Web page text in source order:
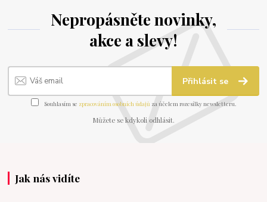
Nepropásněte novinky,
akce a slevy!
Přihlásit se
Souhlasím se zpracováním osobních údajů za účelem rozesílky newsletteru.
Můžete se kdykoli odhlásit.
Jak nás vidíte